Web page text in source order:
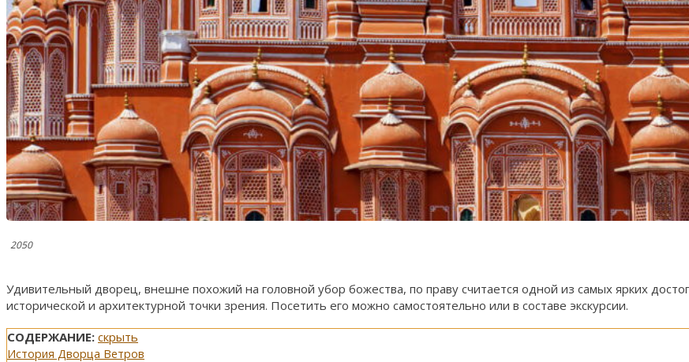
2050
Удивительный дворец, внешне похожий на головной убор божества, по праву считается одной из самых ярких
исторической и архитектурной точки зрения. Посетить его можно самостоятельно или в составе экскурсии.
СОДЕРЖАНИЕ: скрыть
История Дворца Ветров